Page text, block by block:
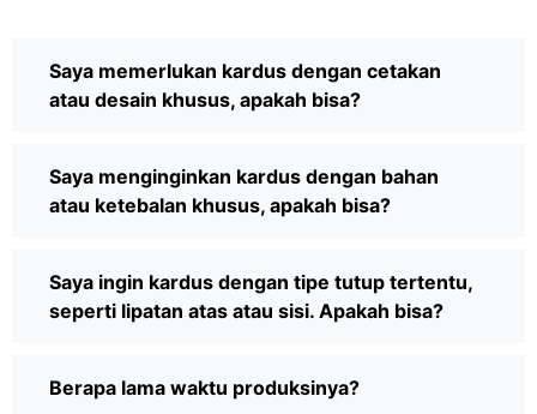
Saya memerlukan kardus dengan cetakan
atau desain khusus, apakah bisa?
Saya menginginkan kardus dengan bahan
atau ketebalan khusus, apakah bisa?
Saya ingin kardus dengan tipe tutup tertentu,
seperti lipatan atas atau sisi. Apakah bisa?
Berapa lama waktu produksinya?